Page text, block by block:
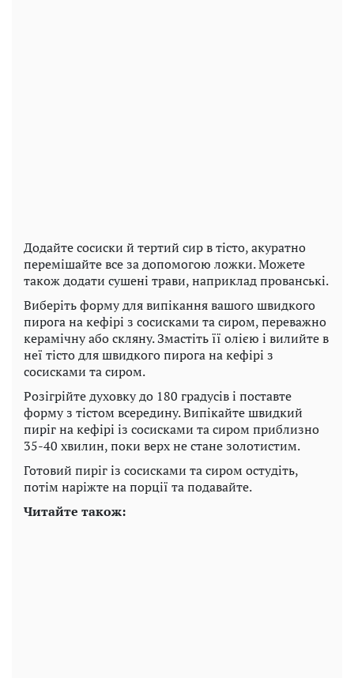
Додайте сосиски й тертий сир в тісто, акуратно
перемішайте все за допомогою ложки. Можете
також додати сушені трави, наприклад прованські.
Виберіть форму для випікання вашого швидкого
пирога на кефірі з сосисками та сиром, переважно
керамічну або скляну. Змастіть її олією і вилийте в
неї тісто для швидкого пирога на кефірі з
сосисками та сиром.
Розігрійте духовку до 180 градусів і поставте
форму з тістом всередину. Випікайте швидкий
пиріг на кефірі із сосисками та сиром приблизно
35-40 хвилин, поки верх не стане золотистим.
Готовий пиріг із сосисками та сиром остудіть,
потім наріжте на порції та подавайте.
Читайте також: